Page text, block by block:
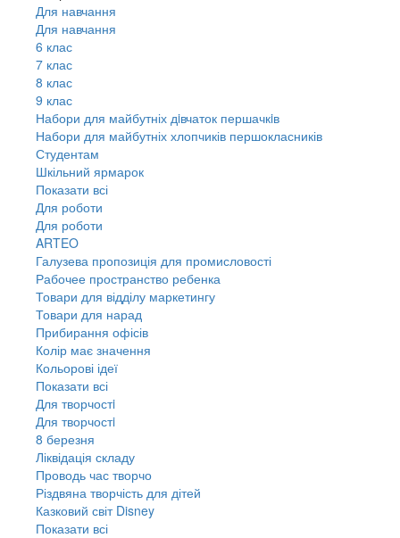
Для навчання
Для навчання
6 клас
7 клас
8 клас
9 клас
Набори для майбутніх дiвчаток першачкiв
Набори для майбутніх хлопчиків першокласників
Студентам
Шкільний ярмарок
Показати всі
Для роботи
Для роботи
ARTEO
Галузева пропозиція для промисловості
Рабочее пространство ребенка
Товари для відділу маркетингу
Товари для нарад
Прибирання офісів
Колір має значення
Кольорові ідеї
Показати всі
Для творчостi
Для творчостi
8 березня
Ліквідація складу
Проводь час творчо
Різдвяна творчість для дітей
Казковий світ Disney
Показати всі